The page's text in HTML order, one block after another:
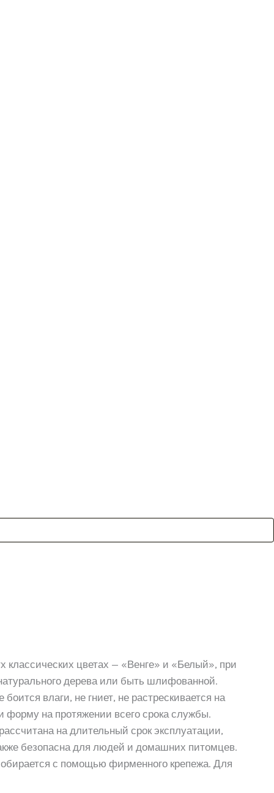
классических цветах — «Венге» и «Белый», при
дерева или быть шлифованной.
боится влаги, не гниет, не растрескивается на
форму на протяжении всего срока службы.
на длительный срок эксплуатации,
безопасна для людей и домашних питомцев.
с помощью фирменного крепежа. Для